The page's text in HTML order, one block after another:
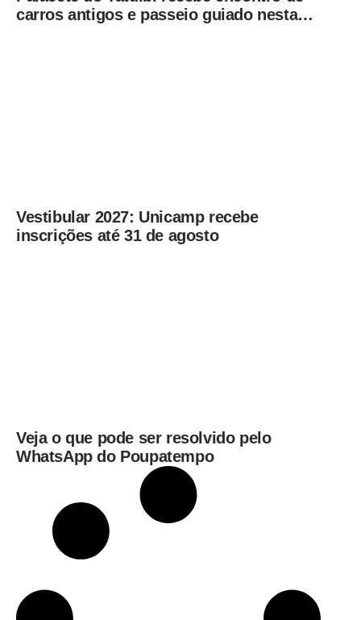
carros antigos e passeio guiado nesta
Vestibular 2027: Unicamp recebe
inscrições até 31 de agosto
Veja o que pode ser resolvido pelo
WhatsApp do Poupatempo